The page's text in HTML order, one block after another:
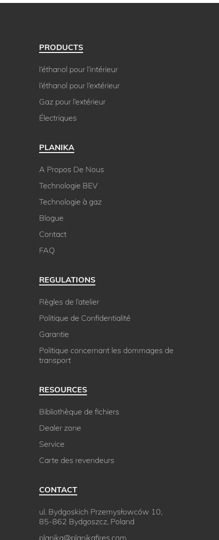
PRODUCTS
l’éthanol pour l’intérieur
l’éthanol pour l’extérieur
Gaz pour l’extérieur
Électriques
PLANIKA
A Propos De Nous
Technologie BEV
Technologie à gaz
Blogue
Contact
FAQ
REGULATIONS
Règles de l’atelier
Politique de Confidentialité
Garantie
Politique concernant les dommages de
transport
RESOURCES
Bibliothèque de fichiers
Dealer zone
Service
Carte des revendeurs
CONTACT
ul. Bydgoskich Przemysłowców 10,
85-862 Bydgoszcz, Poland
planika@planikafires.com